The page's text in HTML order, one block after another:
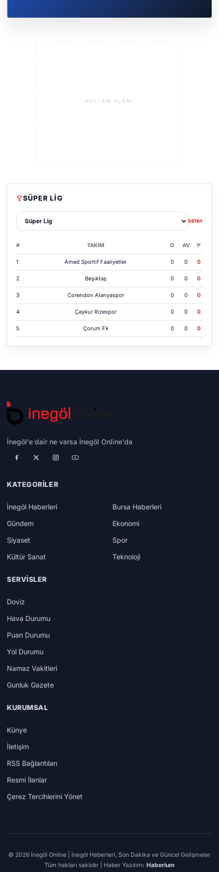
REKLAM ALANI
SÜPER LIG
Lig sec DETAY
# TAKIM O AV P
1 Amed Sporti̇f Faali̇yetler 0 0 0
2 Beşi̇ktaş 0 0 0
3 Corendon Alanyaspor 0 0 0
4 Çaykur Ri̇zespor 0 0 0
5 Çorum Fk 0 0 0
İnegöl'e dair ne varsa İnegöl Online'da
KATEGORILER
İnegöl Haberleri
Bursa Haberleri
Gündem
Ekonomi
Siyaset
Spor
Kültür Sanat
Teknoloji
SERVISLER
Doviz
Hava Durumu
Puan Durumu
Yol Durumu
Namaz Vakitleri
Gunluk Gazete
KURUMSAL
Künye
İletişim
RSS Bağlantıları
Resmi İlanlar
Çerez Tercihlerini Yönet
© 2026 İnegöl Online | İnegöl Haberleri, Son Dakika ve Güncel Gelişmeler
Tüm hakları saklıdır | Haber Yazılımı :Haberium